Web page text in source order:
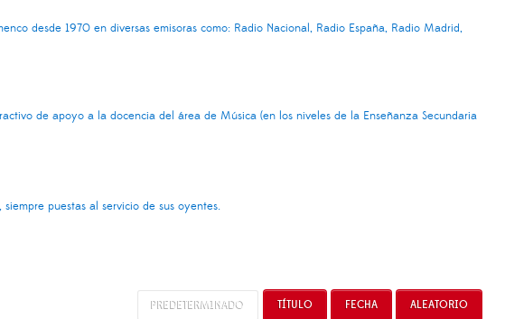
desde 1970 en diversas emisoras como: Radio Nacional, Radio España, Radio Madrid,
de apoyo a la docencia del área de Música (en los niveles de la Enseñanza Secundaria
puestas al servicio de sus oyentes.
PREDETERMINADO TÍTULO FECHA ALEATORIO